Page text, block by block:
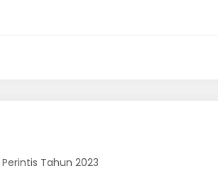
Tahun 2023